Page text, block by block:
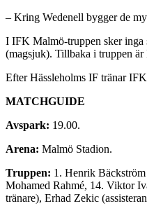
– Kring Wedenell bygger de
I IFK Malmö-truppen sker inga
(magsjuk). Tillbaka i truppen
Efter Hässleholms IF tränar
MATCHGUIDE
Avspark: 19.00.
Arena: Malmö Stadion.
Truppen: 1. Henrik
Mohamed Rahmé, 14. Viktor
tränare), Erhad Zekic